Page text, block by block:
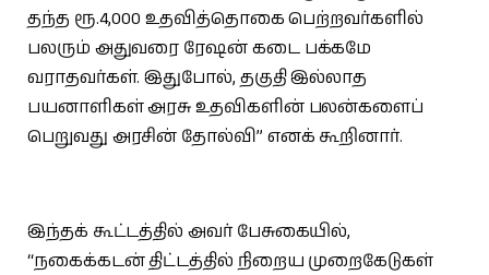
தந்த ரூ.4,000 உதவித்தொகை பெற்றவர்களில்
பலரும் அதுவரை ரேஷன் கடை பக்கமே
வராதவர்கள். இதுபோல், தகுதி இல்லாத
பயனாளிகள் அரசு உதவிகளின் பலன்களைப்
பெறுவது அரசின் தோல்வி‌” எனக் கூறினார்.
இந்தக் கூட்டத்தில் அவர் பேசுகையில்,
“நகைக்கடன் திட்டத்தில் நிறைய முறைகேடுகள்